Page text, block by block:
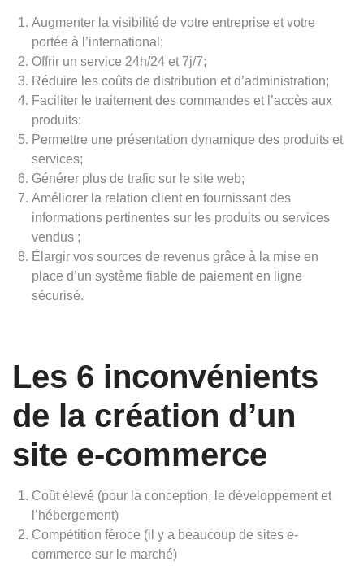
Augmenter la visibilité de votre entreprise et votre
portée à l’international;
Offrir un service 24h/24 et 7j/7;
Réduire les coûts de distribution et d’administration;
Faciliter le traitement des commandes et l’accès aux
produits;
Permettre une présentation dynamique des produits et
services;
Générer plus de trafic sur le site web;
Améliorer la relation client en fournissant des
informations pertinentes sur les produits ou services
vendus ;
Élargir vos sources de revenus grâce à la mise en
place d’un système fiable de paiement en ligne
sécurisé.
Les 6 inconvénients
de la création d’un
site e-commerce
Coût élevé (pour la conception, le développement et
l’hébergement)
Compétition féroce (il y a beaucoup de sites e-
commerce sur le marché)